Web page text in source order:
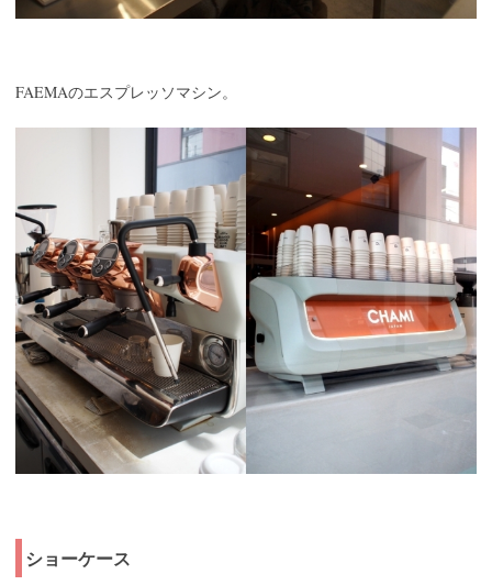
FAEMAのエスプレッソマシン。
ショーケース